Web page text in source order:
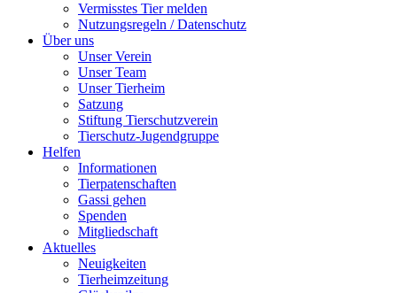
Vermisstes Tier melden
Nutzungsregeln / Datenschutz
Über uns
Unser Verein
Unser Team
Unser Tierheim
Satzung
Stiftung Tierschutzverein
Tierschutz-Jugendgruppe
Helfen
Informationen
Tierpatenschaften
Gassi gehen
Spenden
Mitgliedschaft
Aktuelles
Neuigkeiten
Tierheimzeitung